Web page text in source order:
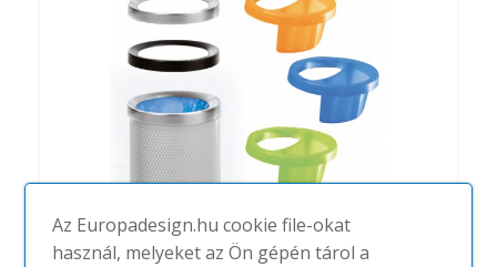
Az Europadesign.hu cookie file-okat
használ, melyeket az Ön gépén tárol a